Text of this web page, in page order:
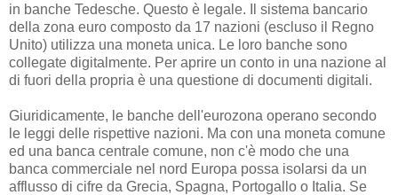
in banche Tedesche. Questo è legale. Il sistema bancario
della zona euro composto da 17 nazioni (escluso il Regno
Unito) utilizza una moneta unica. Le loro banche sono
collegate digitalmente. Per aprire un conto in una nazione al
di fuori della propria è una questione di documenti digitali.
Giuridicamente, le banche dell'eurozona operano secondo
le leggi delle rispettive nazioni. Ma con una moneta comune
ed una banca centrale comune, non c'è modo che una
banca commerciale nel nord Europa possa isolarsi da un
afflusso di cifre da Grecia, Spagna, Portogallo o Italia. Se